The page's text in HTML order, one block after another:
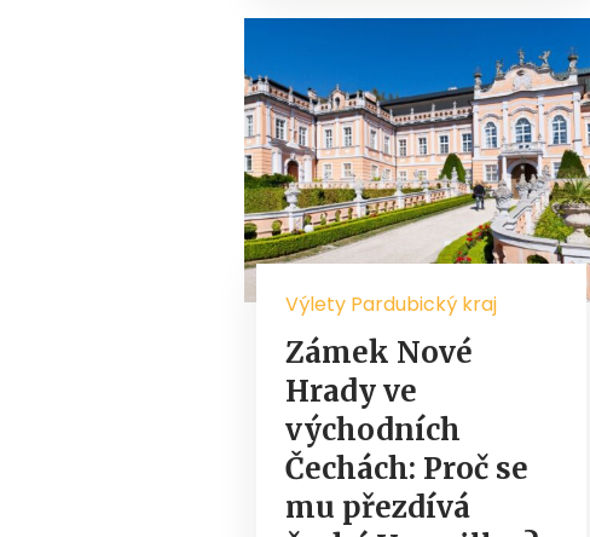
Výlety Pardubický kraj
Zámek Nové
Hrady ve
východních
Čechách: Proč se
mu přezdívá